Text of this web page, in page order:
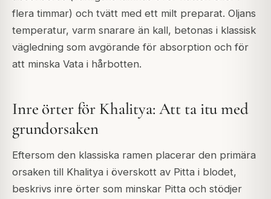
flera timmar) och tvätt med ett milt preparat. Oljans
temperatur, varm snarare än kall, betonas i klassisk
vägledning som avgörande för absorption och för
att minska Vata i hårbotten.
Inre örter för Khalitya: Att ta itu med
grundorsaken
Eftersom den klassiska ramen placerar den primära
orsaken till Khalitya i överskott av Pitta i blodet,
beskrivs inre örter som minskar Pitta och stödjer